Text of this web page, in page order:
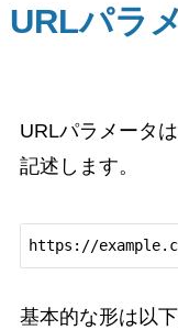
URLパラ
URLパラメータ
記述します。
基本的な形は以下